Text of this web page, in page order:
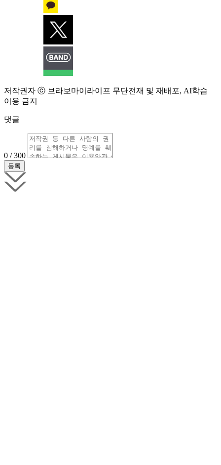
저작권자 ⓒ 브라보마이라이프 무단전재 및 재배포, AI학습
이용 금지
댓글
0 / 300